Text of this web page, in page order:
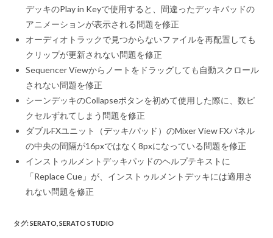
デッキのPlay in Keyで使用すると、間違ったデッキパッドの
アニメーションが表示される問題を修正
オーディオトラックで見つからないファイルを再配置しても
クリップが更新されない問題を修正
Sequencer Viewからノートをドラッグしても自動スクロール
されない問題を修正
シーンデッキのCollapseボタンを初めて使用した際に、数ピ
クセルずれてしまう問題を修正
ダブルFXユニット（デッキ/パッド）のMixer View FXパネル
の中央の間隔が16pxではなく8pxになっている問題を修正
インストゥルメントデッキパッドのヘルプテキストに
「Replace Cue」が、インストゥルメントデッキには適用さ
れない問題を修正
タグ:SERATO SERATO STUDIO